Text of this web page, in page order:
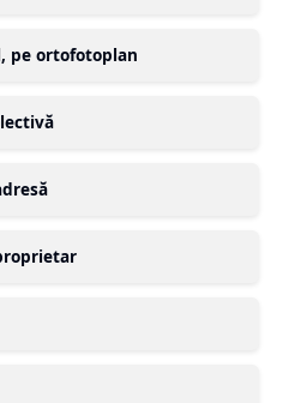
pe ortofotoplan